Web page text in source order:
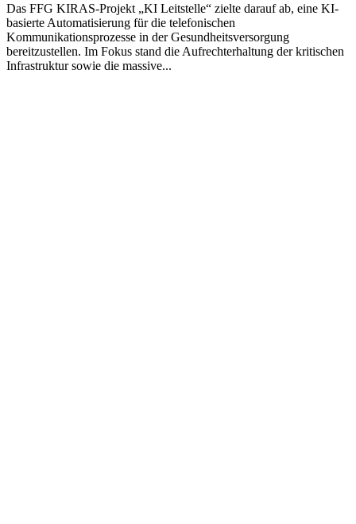
Das FFG KIRAS-Projekt „KI Leitstelle“ zielte darauf ab, eine KI-
basierte Automatisierung für die telefonischen
Kommunikationsprozesse in der Gesundheitsversorgung
bereitzustellen. Im Fokus stand die Aufrechterhaltung der kritischen
Infrastruktur sowie die massive...